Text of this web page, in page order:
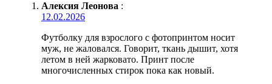
Алексия Леонова :
12.02.2026
Футболку для взрослого с фотопринтом носит
муж, не жаловался. Говорит, ткань дышит, хотя
летом в ней жарковато. Принт после
многочисленных стирок пока как новый.